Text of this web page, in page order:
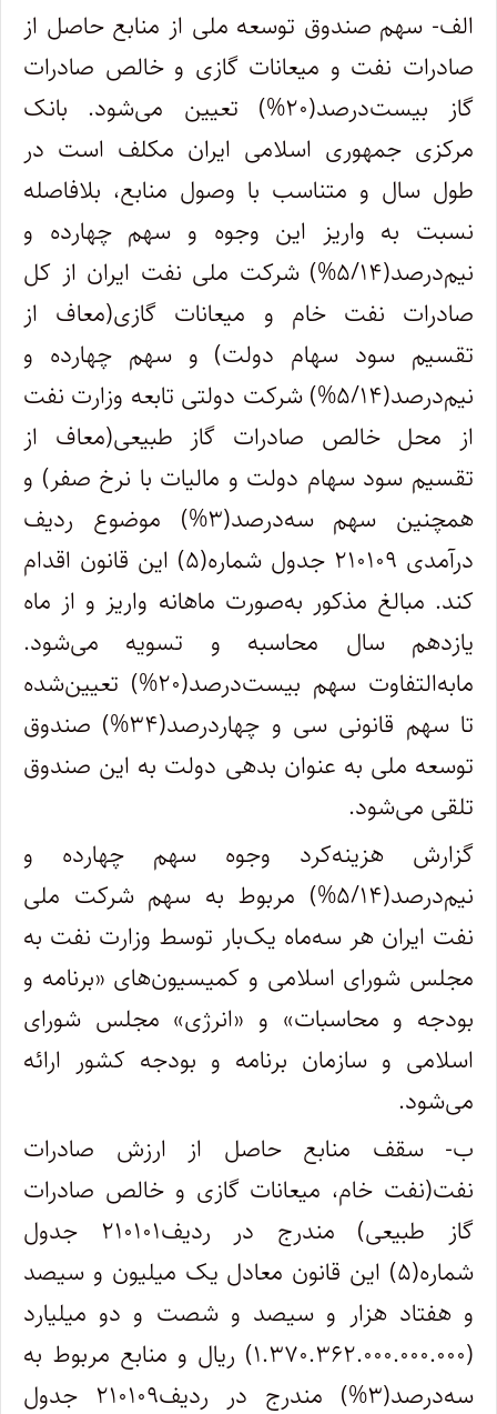
الف- سهم صندوق توسعه ملی از منابع حاصل از
صادرات نفت و میعانات گازی و خالص صادرات
گاز بیست‌درصد(۲۰%) تعیین می‌شود. بانک
مرکزی جمهوری اسلامی ایران مکلف است در
طول سال و متناسب با وصول منابع، بلافاصله
نسبت به واریز این وجوه و سهم چهارده و
نیم‌‌درصد(۵/۱۴%) شرکت ملی نفت ایران از کل
صادرات نفت خام و میعانات گازی(معاف از
تقسیم سود سهام دولت) و سهم چهارده و
نیم‌‌درصد(۵/۱۴%) شرکت دولتی تابعه وزارت نفت
از محل خالص صادرات گاز طبیعی(معاف از
تقسیم سود سهام دولت و مالیات با نرخ صفر) و
همچنین سهم سه‌‌درصد(۳%) موضوع ردیف
درآمدی ۲۱۰۱۰۹ جدول شماره(۵) این قانون اقدام
کند. مبالغ مذکور به‌صورت ماهانه واریز و از ماه
یازدهم سال محاسبه و تسویه می‌شود.
مابه‌التفاوت سهم بیست‌درصد(۲۰%) تعیین‌شده
تا سهم قانونی سی و چهاردرصد(۳۴%) صندوق
توسعه ملی به عنوان بدهی دولت به این صندوق
تلقی می‌شود.
گزارش هزینه‌کرد وجوه سهم چهارده و
نیم‌درصد(۵/۱۴%) مربوط به سهم شرکت ملی
نفت ایران هر سه‌ماه یک‌بار توسط وزارت نفت به
مجلس شورای اسلامی و کمیسیون‌های «برنامه و
بودجه و محاسبات» و «انرژی» مجلس شورای
اسلامی و سازمان برنامه و بودجه کشور ارائه
می‌شود.
ب- سقف منابع حاصل از ارزش صادرات
نفت(نفت خام، میعانات گازی و خالص صادرات
گاز طبیعی) مندرج در ردیف۲۱۰۱۰۱ جدول
شماره(۵) این قانون معادل یک میلیون و سیصد
و هفتاد هزار و سیصد و شصت و دو میلیارد
(۱.۳۷۰.۳۶۲.۰۰۰.۰۰۰.۰۰۰) ریال و منابع مربوط به
سه‌‌درصد(۳%) مندرج در ردیف۲۱۰۱۰۹ جدول